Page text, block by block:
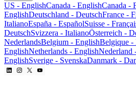
US - EnglishCanada - EnglishCanada -
EnglishDeutschland - DeutschFrance -
ItalianoEspaña - EspañolSuisse -
DeutschSvizzera - ItalianoÖsterreich -
NederlandsBelgium - EnglishBelgique -
EnglishNetherlands - EnglishNederland
EnglishSverige - SvenskaDanmark -